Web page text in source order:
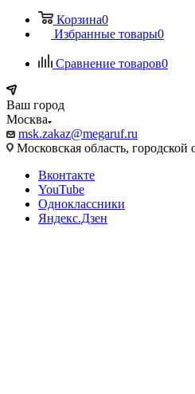
Корзина0
Избранные товары0
Сравнение товаров0
Ваш город
Москва
msk.zakaz@megaruf.ru
Московская область,
Вконтакте
YouTube
Одноклассники
Яндекс.Дзен